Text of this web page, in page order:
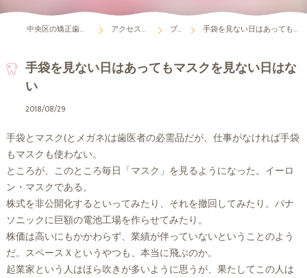
中央区の矯正歯科は月島矯正歯科 アクセス・診療時間 ブログ 手袋を見ない日はあってもマスクを見ない日はない
手袋を見ない日はあってもマスクを見ない日はな
い
2018/08/29
手袋とマスク(とメガネ)は歯医者の必需品だが、仕事がなければ手袋
もマスクも使わない。
ところが、このところ毎日「マスク」を見るようになった。イーロ
ン・マスクである。
株式を非公開化するといってみたり、それを撤回してみたり。パナ
ソニックに巨額の電池工場を作らせてみたり。
株価は高いにもかかわらず、業績が伴っていないということのよう
だ。スペースＸというやつも、本当に飛ぶのか。
起業家という人はほら吹きが多いように思うが、果たしてこの人は